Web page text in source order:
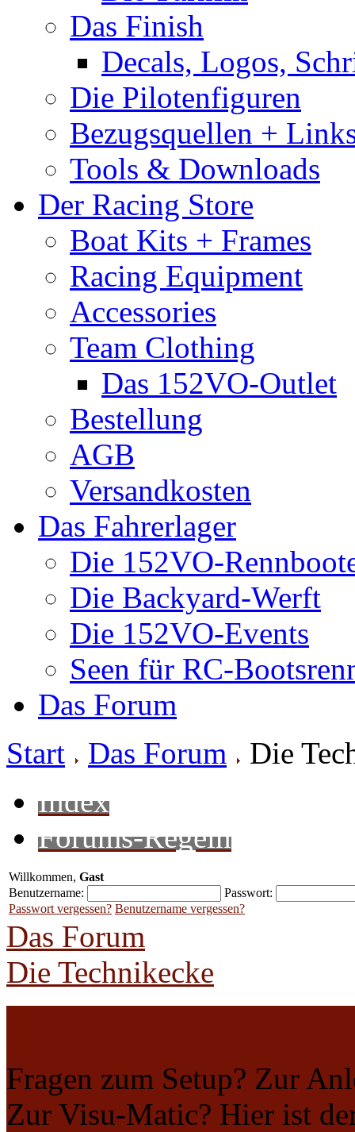
Das Finish
Decals, Logos,
Die Pilotenfiguren
Bezugsquellen +
Tools & Downloads
Der Racing Store
Boat Kits + Frames
Racing Equipment
Accessories
Team Clothing
Das 152VO-Outlet
Bestellung
AGB
Versandkosten
Das Fahrerlager
Die 152VO-
Die Backyard-Werft
Die 152VO-Events
Seen für RC-
Das Forum
Start
Das Forum
Die
Index
Forums-Regeln
Willkommen, Gast
Benutzername:
Passwort:
Passwort vergessen? Benutzername vergessen?
Das Forum
Die Technikecke
Fragen zum Setup? Zur
Zur Visu-Matic? Hier ist